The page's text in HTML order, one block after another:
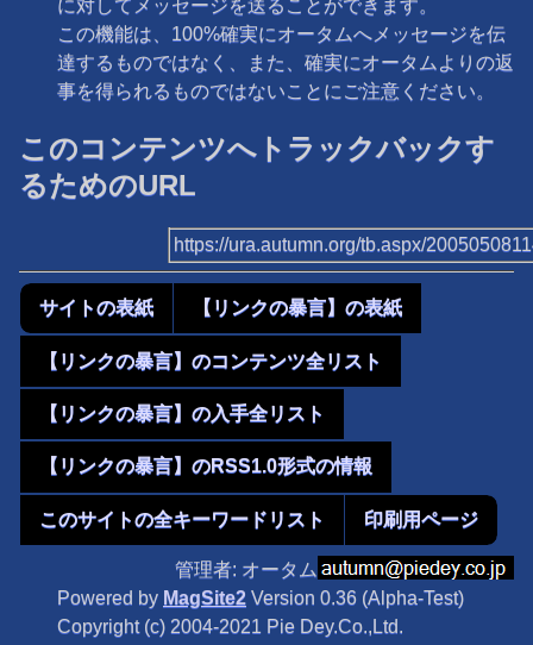
に対してメッセージを送ることができます。
この機能は、100%確実にオータムへメッセージを伝
達するものではなく、また、確実にオータムよりの返
事を得られるものではないことにご注意ください。
このコンテンツへトラックバックす
るためのURL
https://ura.autumn.org/tb.aspx/
サイトの表紙 【リンクの暴言】の表紙
【リンクの暴言】のコンテンツ全リスト
【リンクの暴言】の入手全リスト
【リンクの暴言】のRSS1.0形式の情報
このサイトの全キーワードリスト 印刷用ページ
管理者: オータム
Powered by MagSite2 Version 0.36 (Alpha-Test)
Copyright (c) 2004-2021 Pie Dey.Co.,Ltd.